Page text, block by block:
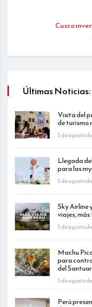
Cusco
Últimas Noticias:
Visita del
de turismo
5 de agosto
Llegada
para las
5 de agosto
Sky Airline
viajes,
5 de agosto
Machu
para
del
5 de agosto
Perú